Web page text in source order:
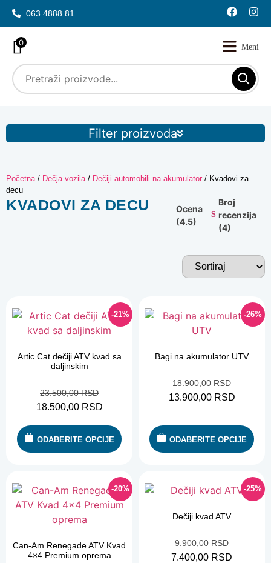
063 4888 81
0
Filter proizvoda
Početna/ Dečja vozila/ Dečiji automobili na akumulator / Kvadovi za
decu
KVADOVI ZA DECU
Ocena
(4.5)
Broj
recenzija
(4)
-21%
Artic Cat dečiji ATV kvad sa
daljinskim
23.500,00RSD
18.500,00 RSD
ODABERITE OPCIJE
-26%
Bagi na akumulator UTV
18.900,00RSD
13.900,00 RSD
ODABERITE OPCIJE
-20%
Can-Am Renegade ATV Kvad
4×4 Premium oprema
-25%
Dečiji kvad ATV
9.900,00RSD
7.400,00 RSD